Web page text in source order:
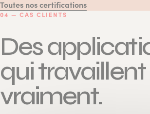
Toutes nos certifications
04 — CAS CLIENTS
Des
qui travaillent
vraiment.